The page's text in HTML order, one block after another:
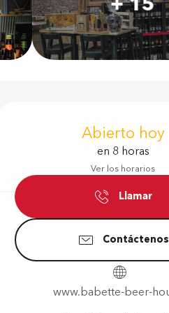
Abierto hoy
en 8 horas
Ver los horarios
Llamar
Contáctenos
www.babette-beer-